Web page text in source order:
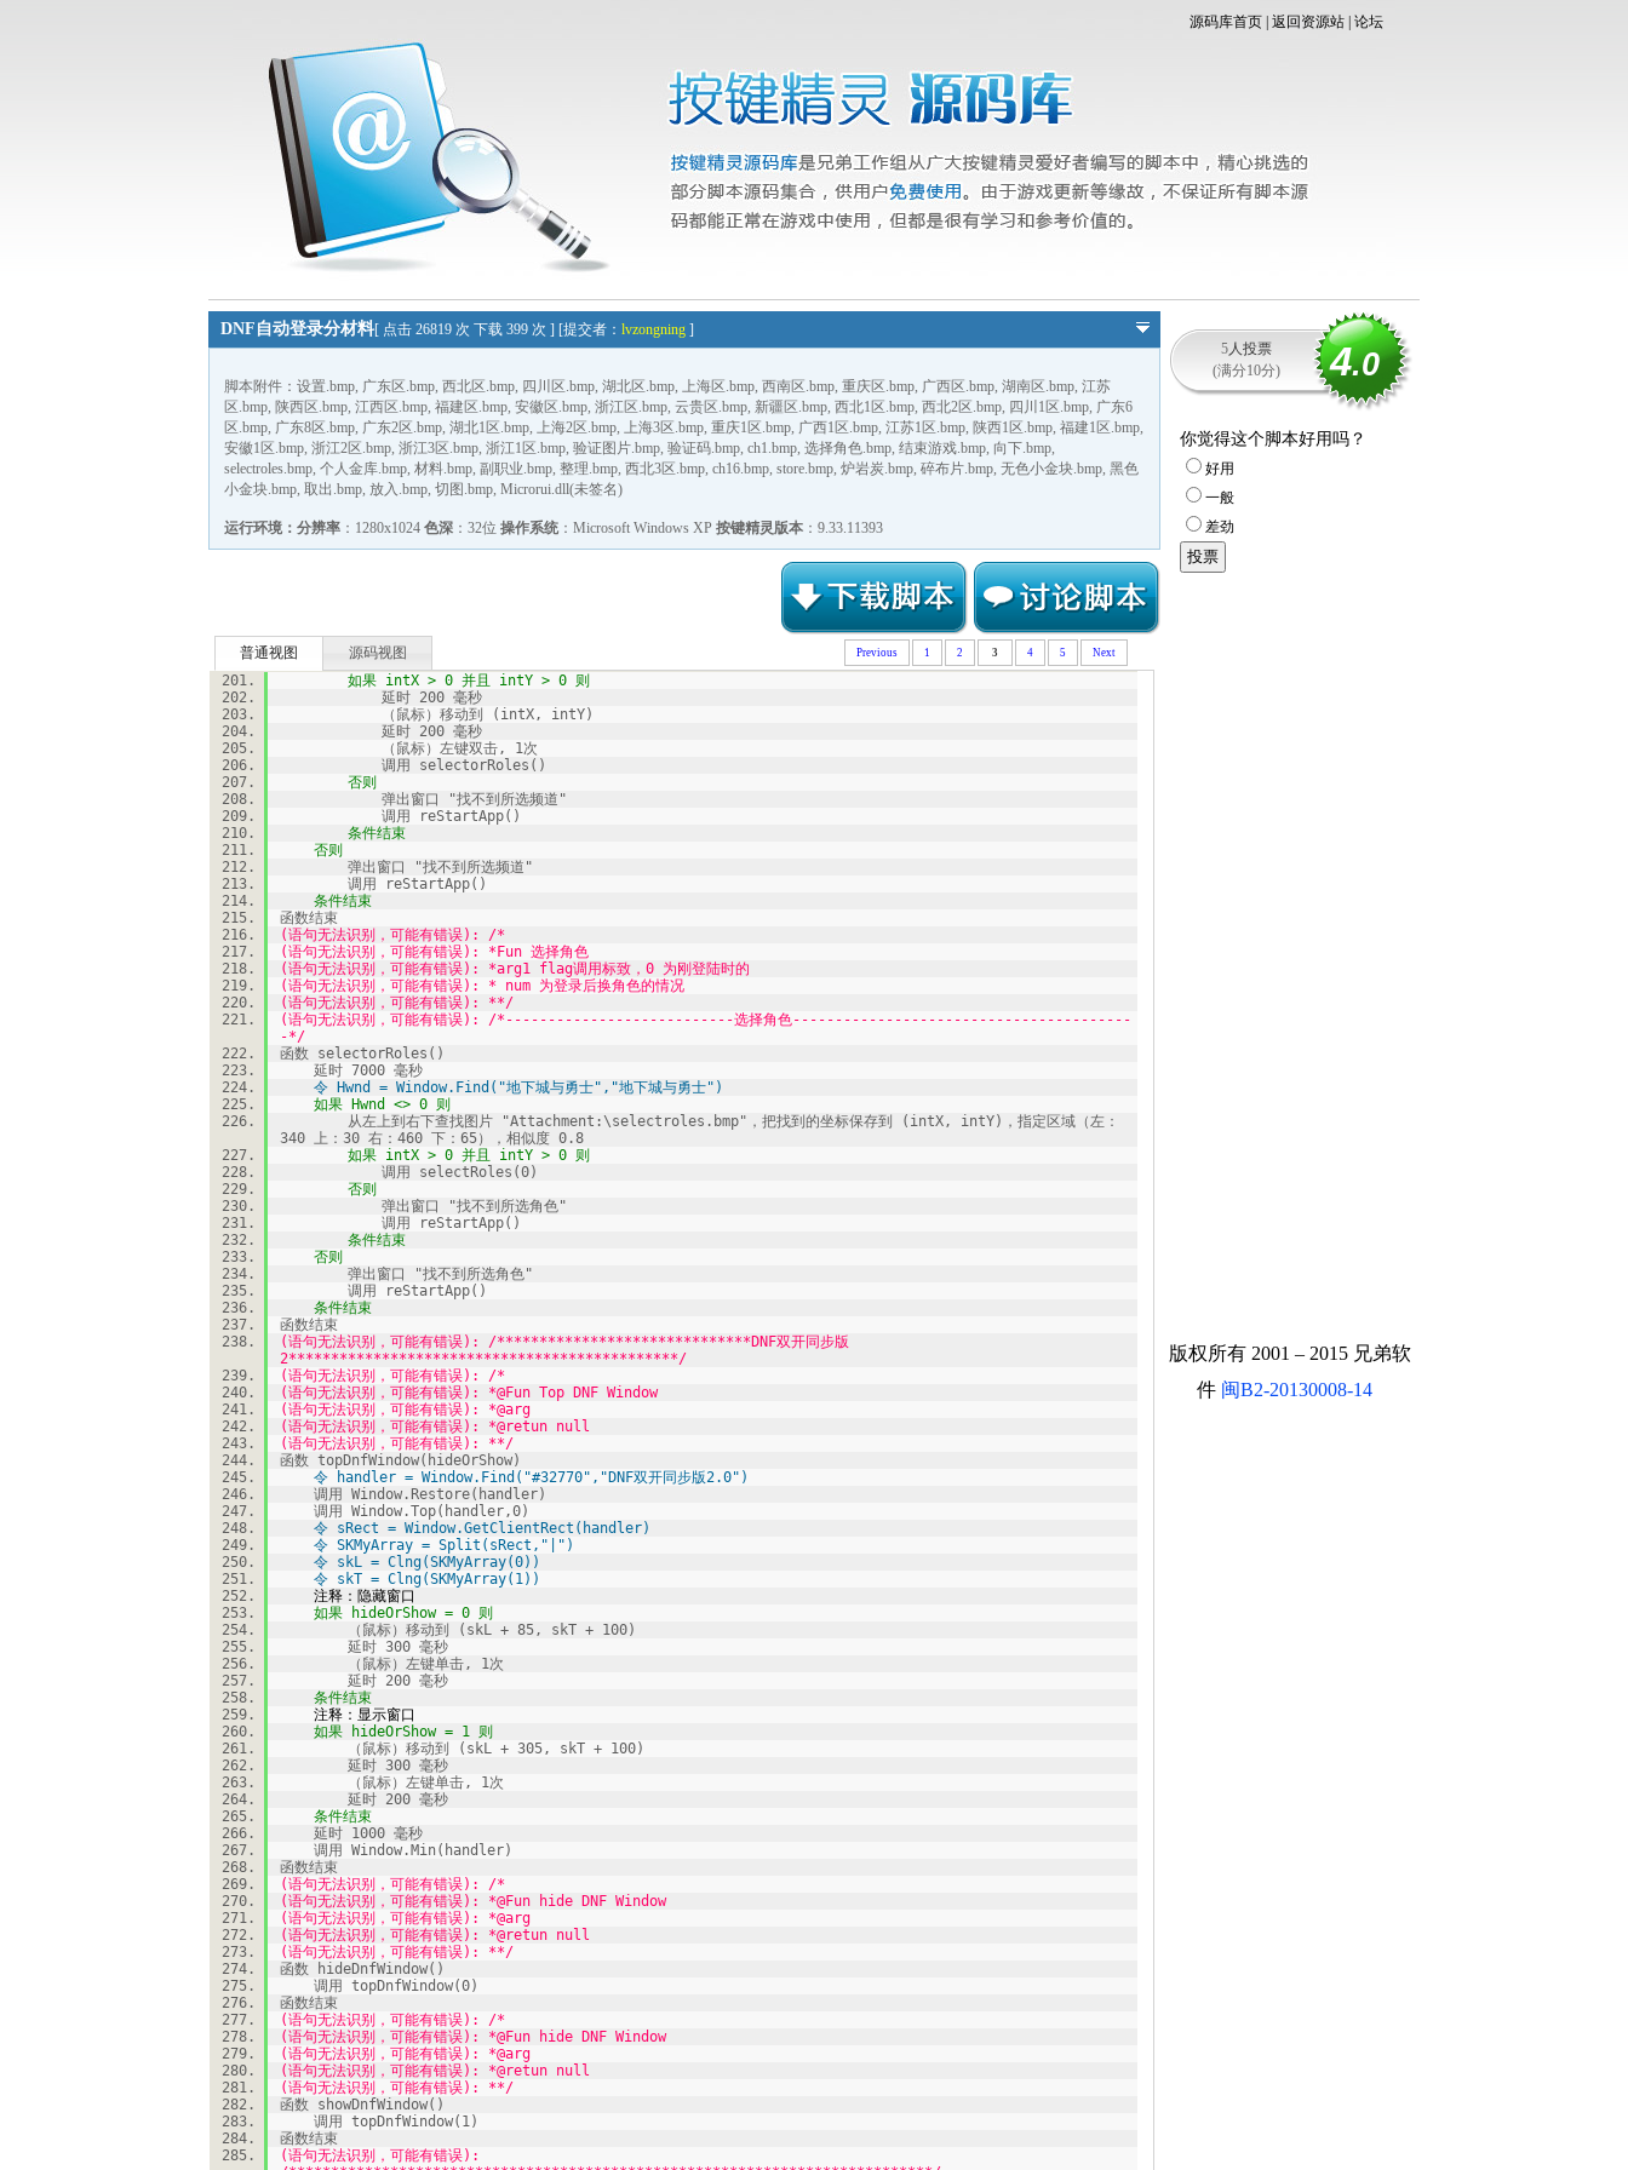
源码库首页 返回资源站 论坛
DNF自动登录分材料[ 点击 26819 次 下载 399 次 ] [提交者： lvzongning]
脚本附件：设置.bmp, 广东区.bmp, 西北区.bmp, 四川区.bmp, 湖北区.bmp, 上海区.bmp, 西南区.bmp, 重庆区.bmp, 广西区.bmp, 湖南区.bmp, 江苏
区.bmp, 陕西区.bmp, 江西区.bmp, 福建区.bmp, 安徽区.bmp, 浙江区.bmp, 云贵区.bmp, 新疆区.bmp, 西北1区.bmp, 西北2区.bmp, 四川1区.bmp, 广东6
区.bmp, 广东8区.bmp, 广东2区.bmp, 湖北1区.bmp, 上海2区.bmp, 上海3区.bmp, 重庆1区.bmp, 广西1区.bmp, 江苏1区.bmp, 陕西1区.bmp, 福建1区.bmp,
安徽1区.bmp, 浙江2区.bmp, 浙江3区.bmp, 浙江1区.bmp, 验证图片.bmp, 验证码.bmp, ch1.bmp, 选择角色.bmp, 结束游戏.bmp, 向下.bmp,
selectroles.bmp, 个人金库.bmp, 材料.bmp, 副职业.bmp, 整理.bmp, 西北3区.bmp, ch16.bmp, store.bmp, 炉岩炭.bmp, 碎布片.bmp, 无色小金块.bmp, 黑色
小金块.bmp, 取出.bmp, 放入.bmp, 切图.bmp, Microrui.dll(未签名)
运行环境： 分辨率：1280x1024 色深：32位 操作系统：Microsoft Windows XP 按键精灵版本：9.33.11393
Previous 1 2 3 4 5 Next
普通视图
源码视图
如果 intX > 0 并且 intY > 0 则
延时 200 毫秒
（鼠标）移动到 (intX, intY)
延时 200 毫秒
（鼠标）左键双击, 1次
调用 selectorRoles()
否则
弹出窗口 "找不到所选频道"
调用 reStartApp()
条件结束
否则
弹出窗口 "找不到所选频道"
调用 reStartApp()
条件结束
函数结束
(语句无法识别，可能有错误): /*
(语句无法识别，可能有错误): *Fun 选择角色
(语句无法识别，可能有错误): *arg1 flag调用标致，0 为刚登陆时的
(语句无法识别，可能有错误): * num 为登录后换角色的情况
(语句无法识别，可能有错误): **/
(语句无法识别，可能有错误): /*---------------------------选择角色----------------------------------------
-*/
函数 selectorRoles()
延时 7000 毫秒
令 Hwnd = Window.Find("地下城与勇士","地下城与勇士")
如果 Hwnd <> 0 则
从左上到右下查找图片 "Attachment:\selectroles.bmp"，把找到的坐标保存到 (intX, intY)，指定区域（左：
340 上：30 右：460 下：65），相似度 0.8
如果 intX > 0 并且 intY > 0 则
调用 selectRoles(0)
否则
弹出窗口 "找不到所选角色"
调用 reStartApp()
条件结束
否则
弹出窗口 "找不到所选角色"
调用 reStartApp()
条件结束
函数结束
(语句无法识别，可能有错误): /******************************DNF双开同步版
2**********************************************/
(语句无法识别，可能有错误): /*
(语句无法识别，可能有错误): *@Fun Top DNF Window
(语句无法识别，可能有错误): *@arg
(语句无法识别，可能有错误): *@retun null
(语句无法识别，可能有错误): **/
函数 topDnfWindow(hideOrShow)
令 handler = Window.Find("#32770","DNF双开同步版2.0")
调用 Window.Restore(handler)
调用 Window.Top(handler,0)
令 sRect = Window.GetClientRect(handler)
令 SKMyArray = Split(sRect,"|")
令 skL = Clng(SKMyArray(0))
令 skT = Clng(SKMyArray(1))
注释：隐藏窗口
如果 hideOrShow = 0 则
（鼠标）移动到 (skL + 85, skT + 100)
延时 300 毫秒
（鼠标）左键单击, 1次
延时 200 毫秒
条件结束
注释：显示窗口
如果 hideOrShow = 1 则
（鼠标）移动到 (skL + 305, skT + 100)
延时 300 毫秒
（鼠标）左键单击, 1次
延时 200 毫秒
条件结束
延时 1000 毫秒
调用 Window.Min(handler)
函数结束
(语句无法识别，可能有错误): /*
(语句无法识别，可能有错误): *@Fun hide DNF Window
(语句无法识别，可能有错误): *@arg
(语句无法识别，可能有错误): *@retun null
(语句无法识别，可能有错误): **/
函数 hideDnfWindow()
调用 topDnfWindow(0)
函数结束
(语句无法识别，可能有错误): /*
(语句无法识别，可能有错误): *@Fun hide DNF Window
(语句无法识别，可能有错误): *@arg
(语句无法识别，可能有错误): *@retun null
(语句无法识别，可能有错误): **/
函数 showDnfWindow()
调用 topDnfWindow(1)
函数结束
(语句无法识别，可能有错误):
5人投票
(满分10分)
4.0
你觉得这个脚本好用吗？
好用
一般
差劲
版权所有 2001 – 2015 兄弟软
件 闽B2-20130008-14